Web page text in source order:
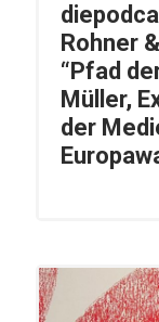
Rohner
“Pfad
Müller,
der